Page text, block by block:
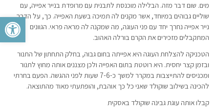
פתח
מים. שום דבר מזה. הבלילה מוכנסת לתבנית עם מרופדת בנייר אפייה, עם
שוליים גבוהים במיוחד, אשר מקנים לה תמיכה בשעת האפייה. כך, על הדרך
נייר אפייה נחרך יחד עם פני העוגה, מה שמקנה לה מראה פראי. הגוונים
המתקבלים מזכירים את הקרם בורלה האהוב.
הטכניקה להצלחת העוגה היא אפייתה בחום גבוה, בחלק התחתון של התנור
ובזמן קצר יחסית. היא רוטטת בתום האפייה ולכן מצננים אותה מחוץ לתנור
ומכניסים להתייצבות במקרר למשך כ-7-6 שעות לפני ההגשה. הפעם בחרתי
להכינה בשילוב שוקולד שאני כל כך אוהבת, והופתעתי מאוד מהתוצאה.
קבלו אותה עוגת גבינה שוקולד באסקית